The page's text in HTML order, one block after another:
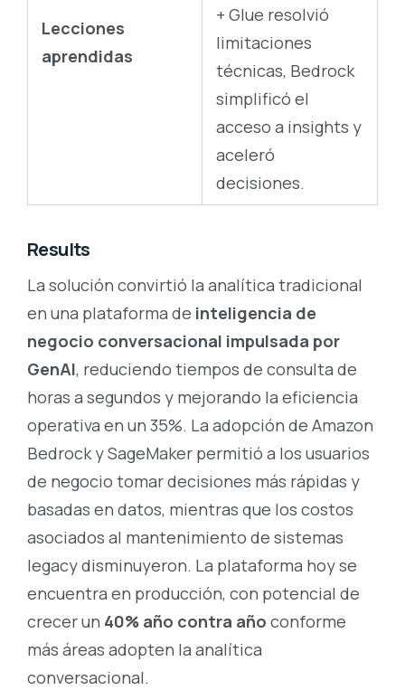
Lecciones
aprendidas
+ Glue resolvió
limitaciones
técnicas, Bedrock
simplificó el
acceso a insights y
aceleró
decisiones.
Results
La solución convirtió la analítica tradicional
en una plataforma de inteligencia de
negocio conversacional impulsada por
GenAI, reduciendo tiempos de consulta de
horas a segundos y mejorando la eficiencia
operativa en un 35%. La adopción de Amazon
Bedrock y SageMaker permitió a los usuarios
de negocio tomar decisiones más rápidas y
basadas en datos, mientras que los costos
asociados al mantenimiento de sistemas
legacy disminuyeron. La plataforma hoy se
encuentra en producción, con potencial de
crecer un 40% año contra año conforme
más áreas adopten la analítica
conversacional.